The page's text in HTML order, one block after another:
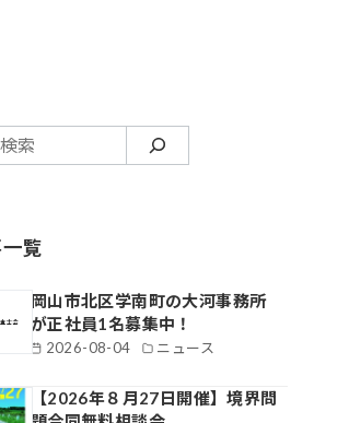
覧
2026-08-04 ニュース
岡山市北区学南町の大河事務所
が正社員1名募集中！
【2026年８月27日開催】境界問